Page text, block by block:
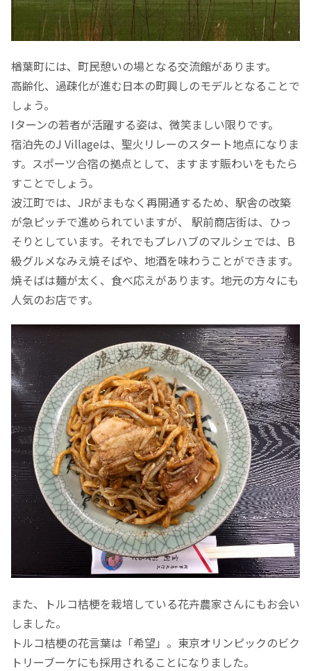
楢葉町には、町民憩いの場となる交流館があります。
高齢化、過疎化が進む日本の町興しのモデルとなることで
しょう。
Iターンの若者が活躍する姿は、微笑ましい限りです。
宿泊先のJ Villageは、聖火リレーのスタート地点になりま
す。スポーツ合宿の拠点として、ますます賑わいをもたら
すことでしょう。
波江町では、JRがまもなく再開通するため、駅舎の改築
が急ピッチで進められていますが、 駅前商店街は、ひっ
そりとしています。それでもプレハブのマルシェでは、B
級グルメなみえ焼そばや、地酒を味わうことができます。
焼そばは麺が太く、食べ応えがあります。地元の方々にも
人気のお店です。
また、トルコ桔梗を栽培している花卉農家さんにもお会い
しました。
トルコ桔梗の花言葉は「希望」。東京オリンピックのビク
トリーブーケにも採用されることになりました。